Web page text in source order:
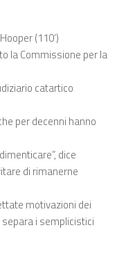
(110’)
la Commissione per la
catartico
per decenni hanno
dice
di rimanerne
motivazioni dei
i semplicistici